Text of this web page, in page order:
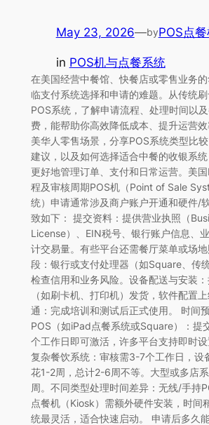
May 23, 2026—byPOS点
in POS机与点餐系统
在美国经营中餐馆、快餐店或零售业务
临支付系统选择和申请的难题。从传统
POS系统，了解申请流程、处理时间以
费，能帮助你高效降低成本、提升运营
美华人零售场景，分享POS系统类型比
建议，以及如何选择适合中餐的收银系
更好地管理订单、支付和日常运营。美
程及审核周期POS机（Point of Sale
统）申请通常涉及商户账户开通和硬件/
致如下： 提交资料：提供营业执照（
License）、EIN税号、银行账户信息、
计交易量。有些平台还需餐厅菜单或场
段：银行或支付处理器（如Square、传
检查信用和业务风险。设备配送与安装
（如刷卡机、打印机）发货，软件配置
通：完成培训和测试后正式使用。 时间
POS（如iPad点餐系统或Square）：提
个工作日即可激活，许多平台支持即时
复杂餐饮系统：审核需3-7个工作日，设
花1-2周，总计2-6周不等。大型或多店
周。不同类型处理时间差异：无线/手持
点餐机（Kiosk）需额外硬件安装，时间
统最灵活，适合快速启动。 申请后多久